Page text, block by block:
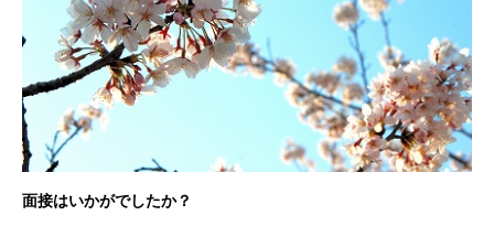
面接はいかがでしたか？